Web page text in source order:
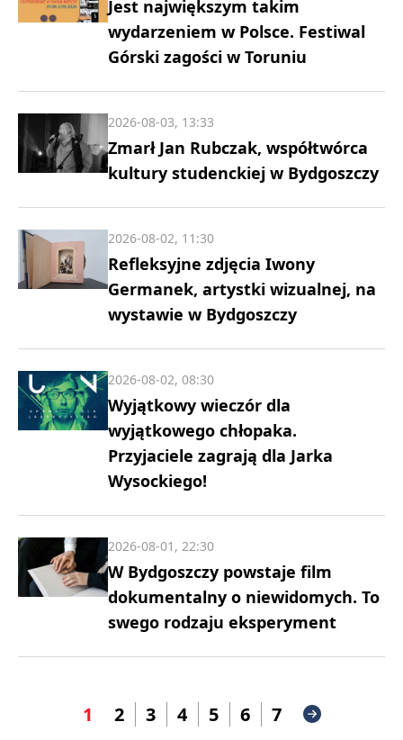
Jest największym takim
wydarzeniem w Polsce. Festiwal
Górski zagości w Toruniu
Zmarł Jan Rubczak, współtwórca
kultury studenckiej w Bydgoszczy
2026-08-03, 13:33
Refleksyjne zdjęcia Iwony
Germanek, artystki wizualnej, na
wystawie w Bydgoszczy
2026-08-02, 11:30
Wyjątkowy wieczór dla
wyjątkowego chłopaka.
Przyjaciele zagrają dla Jarka
Wysockiego!
2026-08-02, 08:30
W Bydgoszczy powstaje film
dokumentalny o niewidomych. To
swego rodzaju eksperyment
2026-08-01, 22:30
1 2 3 4 5 6 7